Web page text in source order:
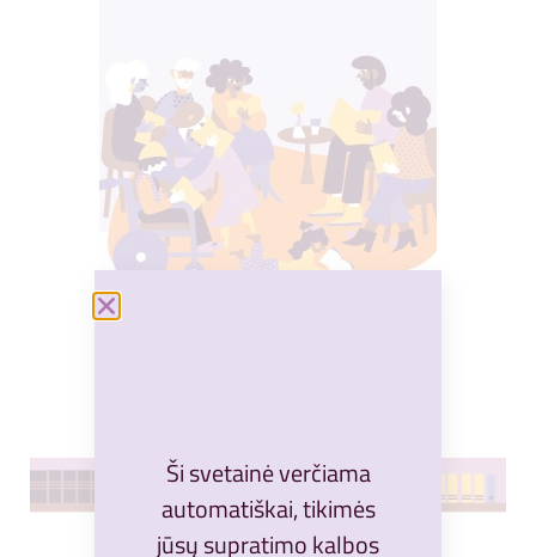
Ši svetainė verčiama
automatiškai, tikimės
jūsų supratimo kalbos